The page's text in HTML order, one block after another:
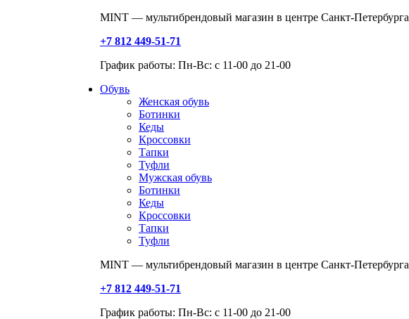
MINT — мультибрендовый магазин в центре Санкт-Петербурга
+7 812 449-51-71
График работы: Пн-Вс: с 11-00 до 21-00
Обувь
Женская обувь
Ботинки
Кеды
Кроссовки
Тапки
Туфли
Мужская обувь
Ботинки
Кеды
Кроссовки
Тапки
Туфли
MINT — мультибрендовый магазин в центре Санкт-Петербурга
+7 812 449-51-71
График работы: Пн-Вс: с 11-00 до 21-00